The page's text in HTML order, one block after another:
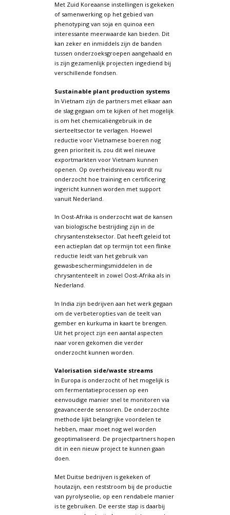
Met Zuid Koreaanse instellingen is gekeken
of samenwerking op het gebied van
phenotyping van soja en quinoa een
interessante meerwaarde kan bieden. Dit
kan zeker en inmiddels zijn de banden
tussen onderzoeksgroepen aangehaald en
is zijn gezamenlijk projecten ingediend bij
verschillende fondsen.
Sustainable plant production systems
In Vietnam zijn de partners met elkaar aan
de slag gegaan om te kijken of het mogelijk
is om het chemicaliëngebruik in de
sierteeltsector te verlagen. Hoewel
reductie voor Vietnamese boeren nog
geen prioriteit is, zou dit wel nieuwe
exportmarkten voor Vietnam kunnen
openen. Op overheidsniveau wordt nu
onderzocht hoe training en certificering
ingericht kunnen worden met support
vanuit Nederland.
In Oost-Afrika is onderzocht wat de kansen
van biologische bestrijding zijn in de
chrysantensteksector. Dat heeft geleid tot
een actieplan dat op termijn tot een flinke
reductie leidt van het gebruik van
gewasbeschermingsmiddelen in de
chrysantenteelt in zowel Oost-Afrika als in
Nederland.
In India zijn bedrijven aan het werk gegaan
om de verbeteropties van de teelt van
gember en kurkuma in kaart te brengen.
Uit het project zijn een aantal aspecten
naar voren gekomen die verder
onderzocht kunnen worden.
Valorisation side/waste streams
In Europa is onderzocht of het mogelijk is
om fermentatieprocessen op een
eenvoudige manier snel te monitoren via
geavanceerde sensoren. De onderzochte
methode lijkt belangrijke voordelen te
hebben, maar moet nog wel worden
geoptimaliseerd. De projectpartners hopen
dit in een nieuw project te kunnen gaan
doen.
Met Duitse bedrijven is gekeken of
houtazijn, een reststroom bij de productie
van pyrolyseolie, op een rendabele manier
is te gebruiken. De eerste stap is daarbij